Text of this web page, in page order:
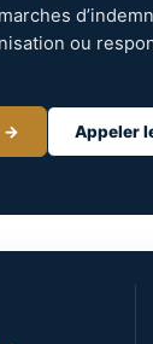
ou
Appeler